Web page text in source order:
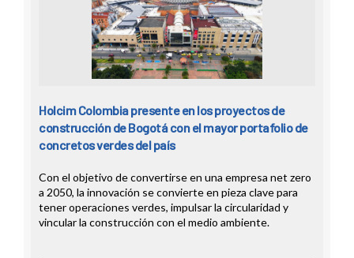
Holcim Colombia presente en los proyectos de
construcción de Bogotá con el mayor portafolio de
concretos verdes del país
Con el objetivo de convertirse en una empresa net zero
a 2050, la innovación se convierte en pieza clave para
tener operaciones verdes, impulsar la circularidad y
vincular la construcción con el medio ambiente.